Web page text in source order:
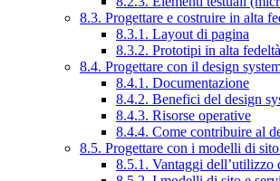
8.3. Progettare e costruire in alta
8.3.1. Layout di pagina
8.3.2. Prototipi in alta fedeltà
8.4. Progettare con il design
8.4.1. Documentazione
8.4.2. Benefici del design
8.4.3. Risorse operative
8.4.4. Come contribuire al
8.5. Progettare con i modelli di
8.5.1. Vantaggi dell’utilizzo